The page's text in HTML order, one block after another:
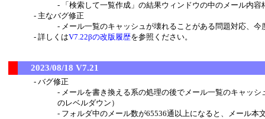
「検索して一覧作成」の結果ウィンドウの中のメール内
主なバグ修正
メール一覧のキャッシュが壊れることがある問題対応、
詳しくはV7.22βの改版履歴を参照ください。
2023/08/18 V7.21
バグ修正
メールを書き換える系の処理の後でメール一覧のキャッ
のレベルダウン）
フォルダ中のメール数が65536通以上になると、メール